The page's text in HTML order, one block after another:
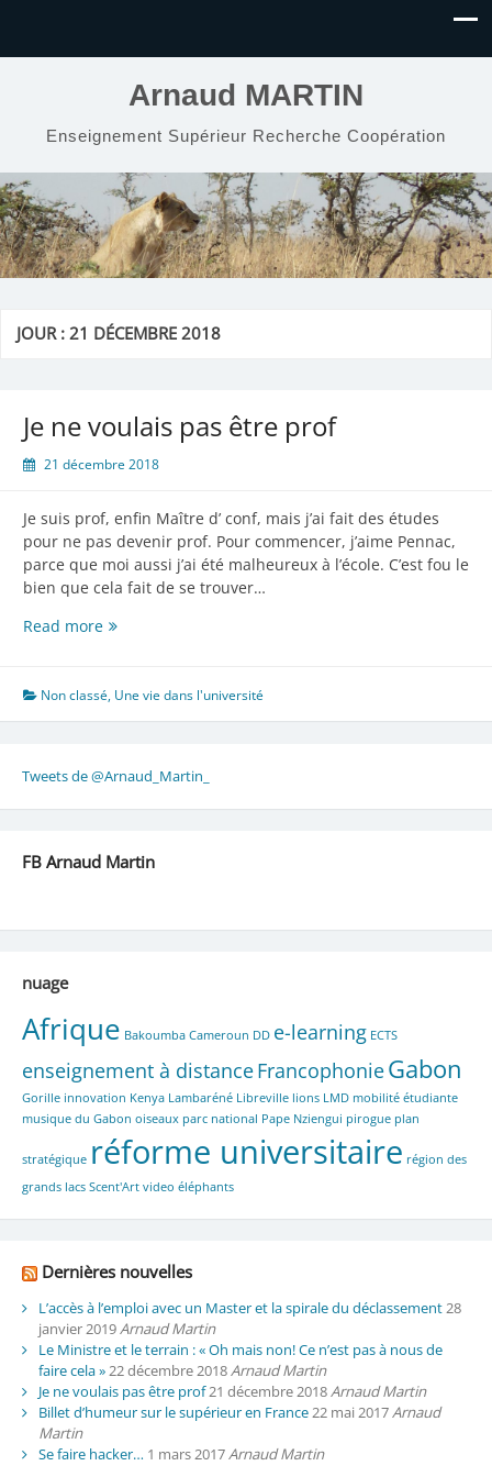
Arnaud MARTIN
Enseignement Supérieur Recherche Coopération
JOUR :21 DÉCEMBRE 2018
Je ne voulais pas être prof
21 décembre 2018
Je suis prof, enfin Maître d’ conf, mais j’ai fait des études
pour ne pas devenir prof. Pour commencer, j’aime Pennac,
parce que moi aussi j’ai été malheureux à l’école. C’est fou le
bien que cela fait de se trouver…
Read moreJe
pas
être
Non classé, Une vie dans l'université
Tweets de @Arnaud_Martin_
FB Arnaud Martin
nuage
Afrique Bakoumba Cameroun DD e-learning ECTS
enseignement à distanceFrancophonieGabon
Gorille innovation Kenya Lambaréné Libreville lions LMD mobilité étudiante
musique du Gabon oiseaux parc national Pape Nziengui pirogue plan
stratégique réforme universitaire région des
grands lacs Scent'Art video éléphants
Dernières nouvelles
L’accès à l’emploi avec un Master et la spirale du déclassement28
janvier 2019Arnaud Martin
Le Ministre et le terrain : « Oh mais non! Ce n’est pas à nous de
faire cela »22 décembre 2018Arnaud Martin
Je ne voulais pas être prof21 décembre 2018Arnaud Martin
Billet d’humeur sur le supérieur en France22 mai 2017Arnaud
Martin
Se faire hacker… 1 mars 2017Arnaud Martin